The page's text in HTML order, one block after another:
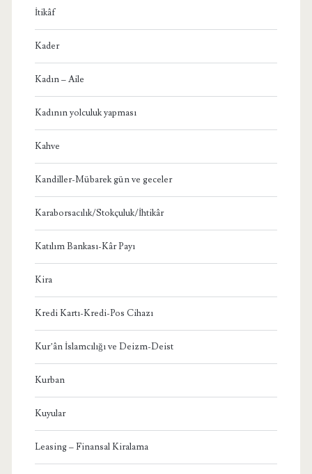
İtikâf
Kader
Kadın – Aile
Kadının yolculuk yapması
Kahve
Kandiller-Mübarek gün ve geceler
Karaborsacılık/Stokçuluk/İhtikâr
Katılım Bankası-Kâr Payı
Kira
Kredi Kartı-Kredi-Pos Cihazı
Kur’ân İslamcılığı ve Deizm-Deist
Kurban
Kuyular
Leasing – Finansal Kiralama